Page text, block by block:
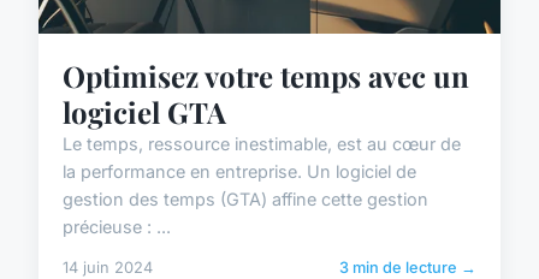
Optimisez votre temps avec un
logiciel GTA
Le temps, ressource inestimable, est au cœur de
la performance en entreprise. Un logiciel de
gestion des temps (GTA) affine cette gestion
précieuse : ...
14 juin 2024 3 min de lecture →